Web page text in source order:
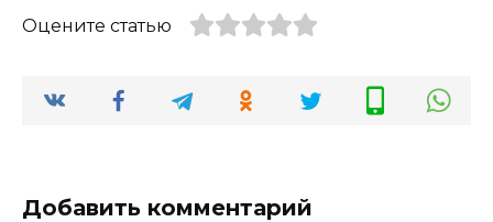
Оцените статью
Добавить комментарий